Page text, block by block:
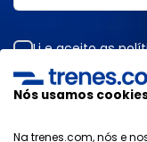
Li e aceito as
dados
Nós usamos
Na trenes.com, nós e